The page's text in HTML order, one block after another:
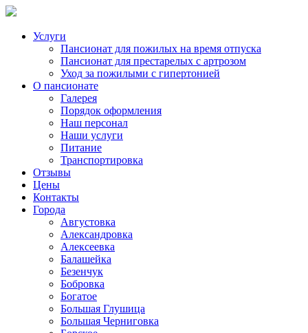
Услуги
Пансионат для пожилых на время отпуска
Пансионат для престарелых с артрозом
Уход за пожилыми с гипертонией
О пансионате
Галерея
Порядок оформления
Наш персонал
Наши услуги
Питание
Транспортировка
Отзывы
Цены
Контакты
Города
Августовка
Александровка
Алексеевка
Балашейка
Безенчук
Бобровка
Богатое
Большая Глушица
Большая Черниговка